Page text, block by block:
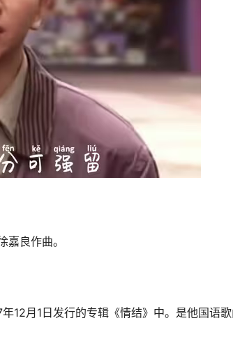
良作曲。
12月1日发行的专辑《情结》中。是他国语